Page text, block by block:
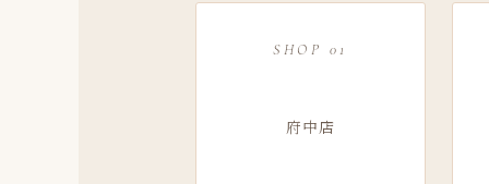
SHOP 01
府中店